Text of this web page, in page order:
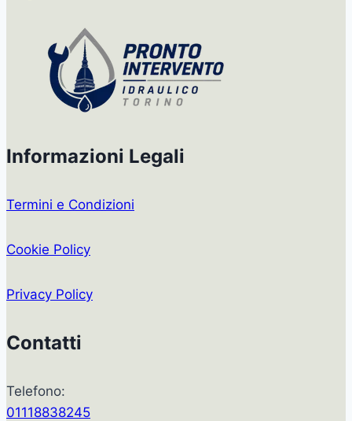
Informazioni Legali
Termini e Condizioni
Cookie Policy
Privacy Policy
Contatti
Telefono:
01118838245